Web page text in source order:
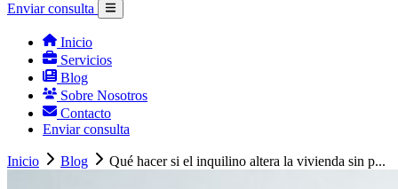
Enviar consulta
Inicio
Servicios
Blog
Sobre Nosotros
Contacto
Enviar consulta
Inicio Blog Qué hacer si el inquilino altera la vivienda sin p...